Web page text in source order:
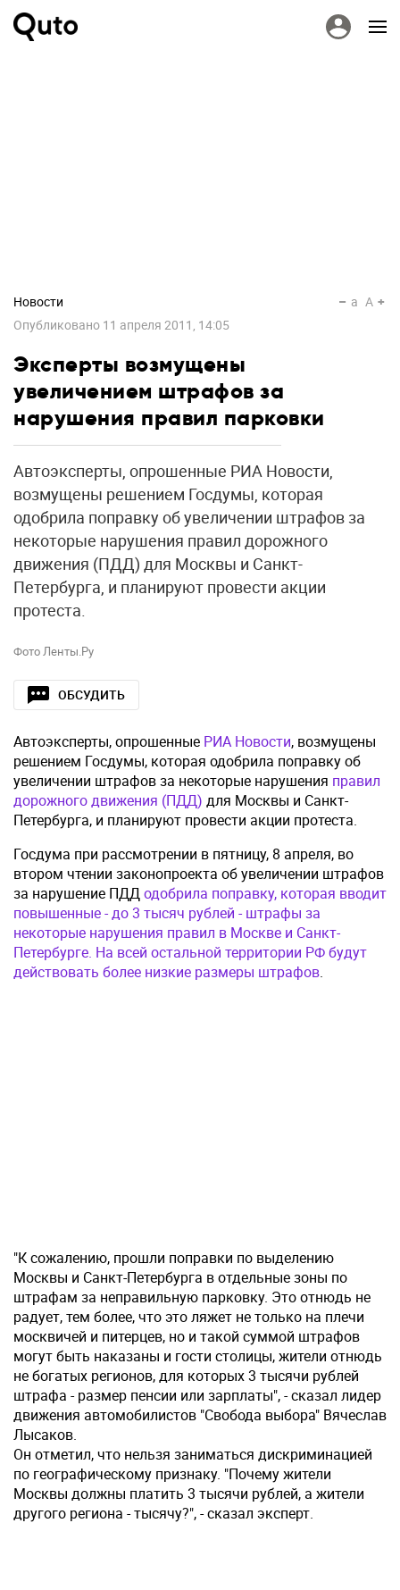
Новости
Опубликовано 11 апреля 2011, 14:05
a A
Эксперты возмущены
увеличением штрафов за
нарушения правил парковки
Автоэксперты, опрошенные РИА Новости,
возмущены решением Госдумы, которая
одобрила поправку об увеличении штрафов за
некоторые нарушения правил дорожного
движения (ПДД) для Москвы и Санкт-
Петербурга, и планируют провести акции
протеста.
Фото Ленты.Ру
ОБСУДИТЬ
Автоэксперты, опрошенные РИА Новости, возмущены
решением Госдумы, которая одобрила поправку об
увеличении штрафов за некоторые нарушения правил
дорожного движения (ПДД) для Москвы и Санкт-
Петербурга, и планируют провести акции протеста.
Госдума при рассмотрении в пятницу, 8 апреля, во
втором чтении законопроекта об увеличении штрафов
за нарушение ПДДодобрила поправку, которая вводит
повышенные - до 3 тысяч рублей - штрафы за
некоторые нарушения правил в Москве и Санкт-
Петербурге. На всей остальной территории РФ будут
действовать более низкие размеры штрафов.
"К сожалению, прошли поправки по выделению
Москвы и Санкт-Петербурга в отдельные зоны по
штрафам за неправильную парковку. Это отнюдь не
радует, тем более, что это ляжет не только на плечи
москвичей и питерцев, но и такой суммой штрафов
могут быть наказаны и гости столицы, жители отнюдь
не богатых регионов, для которых 3 тысячи рублей
штрафа - размер пенсии или зарплаты", - сказал лидер
движения автомобилистов "Свобода выбора" Вячеслав
Лысаков.
Он отметил, что нельзя заниматься дискриминацией
по географическому признаку. "Почему жители
Москвы должны платить 3 тысячи рублей, а жители
другого региона - тысячу?", - сказал эксперт.